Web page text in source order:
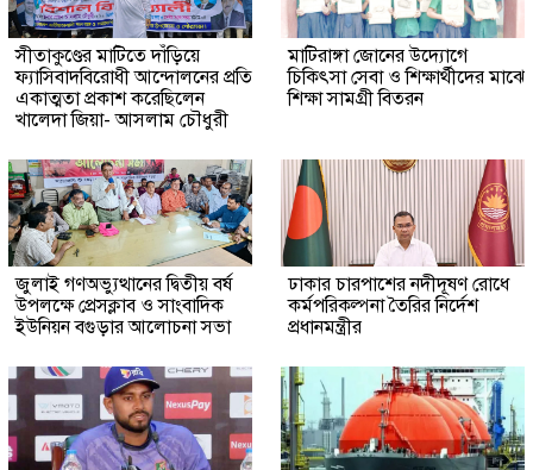
সীতাকুণ্ডের মাটিতে দাঁড়িয়ে
ফ্যাসিবাদবিরোধী আন্দোলনের প্রতি
একাত্মতা প্রকাশ করেছিলেন
খালেদা জিয়া- আসলাম চৌধুরী
মাটিরাঙ্গা জোনের উদ্যোগে
চিকিৎসা সেবা ও শিক্ষার্থীদের মাঝে
শিক্ষা সামগ্রী বিতরন
জুলাই গণঅভ্যুত্থানের দ্বিতীয় বর্ষ
উপলক্ষে প্রেসক্লাব ও সাংবাদিক
ইউনিয়ন বগুড়ার আলোচনা সভা
ঢাকার চারপাশের নদীদূষণ রোধে
কর্মপরিকল্পনা তৈরির নির্দেশ
প্রধানমন্ত্রীর